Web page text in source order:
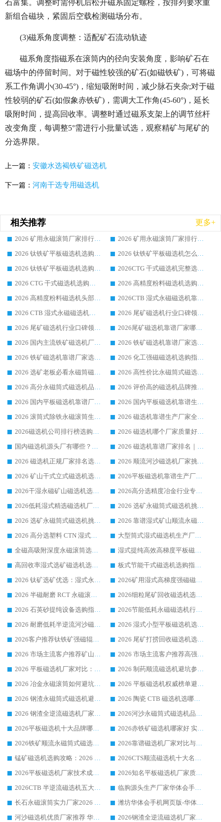
石富集。调整时需停机后松开磁系固定螺栓，按排列要求重
新组合磁块，紧固后空载检测磁场分布。
(3)磁系角度调整：适配矿石流动轨迹
磁系角度指磁系在滚筒内的径向安装角度，影响矿石在
磁场中的停留时间。对于磁性较强的矿石(如磁铁矿)，可将磁
系工作角调小(30-45°)，缩短吸附时间，减少脉石夹杂;对于磁
性较弱的矿石(如假象赤铁矿)，需调大工作角(45-60°)，延长
吸附时间，提高回收率。调整时通过磁系支架上的调节丝杆
改变角度，每调整5°需进行小批量试选，观察精矿与尾矿的
分选界限。
上一篇： 安徽水选褐铁矿磁选机
下一篇： 河南干选专用磁选机
相关推荐 更多+
2026 矿用永磁滚筒厂家排行榜选购干货指南 行业口碑标杆华体会手机网页版-华体会(中国) 实力出众
2026 矿用永磁滚筒厂家排行榜选购指南，行业口碑领域强者华体会手机网页版-华体会(中国)
2026 钛铁矿平板磁选机选购全攻略 市场公认优质品牌厂家实力排行榜
2026 钛铁矿平板磁选机怎么选 靠谱生产企业实力排行榜选购参考攻略
2026 钛铁矿平板磁选机选购指南 行业口碑优选品牌生产企业实力排行榜
2026CTG 干式磁选机完整选购指南 行业口碑顶尖靠谱生产龙头厂家实力推荐
2026 CTG 干式磁选机选购指南|行业口碑靠谱生产厂家领域强者推荐
2026 高精度粉料磁选机选购全攻略 行业优质品牌华体会手机网页版-华体会(中国) 实力深度解析
2026 高精度粉料磁选机头部厂家选购指南 行业口碑靠谱品牌推荐 领域强者华体会手机网页版-华体会(中国) 解析
2026CTB 湿式永磁磁选机靠谱厂家实力排行榜 铁矿选矿设备采购全流程选购指南
2026 CTB 湿式永磁磁选机选购指南|行业口碑良好品牌推荐，领域强者华体会手机网页版-华体会(中国)
2026 尾矿磁选机行业口碑领域强者，源头直供国内主流厂家华体会手机网页版-华体会(中国) 一站式服务
2026 尾矿磁选机行业口碑领域强者，源头直供国内主流厂家华体会手机网页版-华体会(中国) 一站式服务
2026尾矿磁选机靠谱厂家哪家好 行业口碑领域强者华体会手机网页版-华体会(中国) 推荐
2026 国内主流铁矿磁选机厂家选购指南|行业口碑好品牌推荐，领域强者华体会手机网页版-华体会(中国)
2026 铁矿磁选机靠谱厂家选购全攻略 行业标杆华体会手机网页版-华体会(中国) 设备性价比出众
2026 铁矿磁选机靠谱厂家选购指南，领域强者华体会手机网页版-华体会(中国) 铁矿磁选机性价比高
2026 化工强磁磁选机选购指南 5 家行业口碑靠谱厂家领域强者推荐
2026 选矿老板必看永磁筒磁选机推荐 行业头部品牌口碑设备选购全攻略
2026 高性价比永磁筒式磁选机品牌盘点 行业强者口碑实测选购完整指南
2026 高分永磁筒式磁选机品牌推荐 选矿设备强者对比测评采购避坑全攻略
2026 评价高的磁选机品牌推荐选购指南，永磁筒式磁选机设备领域强者全景行业口碑解析
2026 国内平板磁选机靠谱厂家排名 行业实测口碑设备按需选购全指南
2026 国内平板磁选机靠谱生产厂家推荐排名|行业口碑选购指南，领域强者按需选设备
2026 滚筒式除铁永磁滚筒生产厂家推荐排名|行业口碑选购指南，领域强者源头厂商精选
2026 磁选机靠谱生产厂家全梳理 分场景选型行业头部品牌选购参考攻略
2026磁选机公司排行榜选购指南|正规源头厂家推荐，领域强者高性价比靠谱信赖品牌
2026 磁选机哪个厂家质量好？十大靠谱磁电企业排名选购指南
国内磁选机源头厂有哪些？2026 综合实力排名与采购避坑技巧
2026 磁选机靠谱厂家排名｜华体会手机网页版-华体会(中国) 高性价比磁选机磁电品牌
2026 磁选机正规厂家排名选购指南|行业口碑信赖品牌推荐性价比高靠谱磁电企业
2026 顺流河沙磁选机厂家挑选攻略 | 业内口碑龙头企业高性价比品牌推荐
2026 矿山干式立式磁选机选型攻略 梳理深耕磁电装备多年靠谱生产厂商
2026平板磁选机靠谱生产厂家选购指南 行业口碑良好品牌推荐 磁电领域实力强者
2026干湿永磁矿山磁选机选型攻略 优质生产厂家排名 选矿领域高口碑品牌推荐指南
2026高分选精度冶金行业专用磁选机生产厂家,干湿式磁选机源头供应商推荐
2026低耗湿式精​选磁选机厂家怎么选?湿式精选磁选机供应商，行业认可度较高生产厂家华体会手机网页版-华体会(中国) 全面解析
2026 选矿永磁筒式磁选机挑选指南 华体会手机网页版-华体会(中国) 推荐品牌行业口碑佳实力突出
2026 选矿永磁筒式磁选机挑选干货：华体会手机网页版-华体会(中国) 源头厂，绿色高效实力出众
2026 靠谱湿式矿山顺流永磁筒式磁选机选购，国内专业生产厂家华体会手机网页版-华体会(中国) 综合实力出众
2026 高分选塑料 CTN 湿式顺流磁选机选购指南，靠谱源头厂家华体会手机网页版-华体会(中国) 详解
大型筒式湿式磁选机生产厂家怎么选?华体会手机网页版-华体会(中国) 设备口碑广受行业认可
全磁高吸附深度永磁滚筒选购指南 业内口碑稳定磁电设备生产厂家详细推荐
湿式提纯高效高梯度平板磁选机靠谱设备源头厂商华体会手机网页版-华体会(中国) 综合测评
高回收率湿式选矿磁选机选购指南 业内口碑磁电设备生产厂家实力解析
板式节能干式磁选机选购指南，源头生产厂家华体会手机网页版-华体会(中国) 综合实力可观
2026 钛矿选矿优选：湿式永磁筒式磁选机源头厂家华体会手机网页版-华体会(中国) 综合解析
2026矿用湿式高梯度强磁磁选机选购指南，临朐靠谱磁电生产厂家华体会手机网页版-华体会(中国) 详解
2026 半磁耐磨 RCT 永磁滚筒选购指南，临朐源头生产厂家华体会手机网页版-华体会(中国) 实测分享
2026细粒尾矿回收磁选机选购指南 产业集群优质生产厂家华体会手机网页版-华体会(中国) 解析
2026 石英砂提纯设备选购指南：华体会手机网页版-华体会(中国) 提纯磁选机厂家综合解读
2026节能低耗永磁磁选机行业优选标杆 临朐华体会手机网页版-华体会(中国) 专业生产厂家
2026 耐磨低耗半逆流河沙磁选机选购指南 临朐产业集群源头厂华体会手机网页版-华体会(中国) 详细解析
2026 湿式小型平板磁选机选矿适配设备 临朐华体会手机网页版-华体会(中国) 实体生产厂家直供
2026客户推荐钛铁矿强磁辊式磁选机，临朐靠谱生产厂家华体会手机网页版-华体会(中国) 详解
2026 尾矿打捞回收磁选机选购 主流市场推荐实力生产厂家
2026 市场主流客户推荐矿山磁选机靠谱生产厂家选华体会手机网页版-华体会(中国)
2026 市场主流客户推荐高强磁高效磁选机靠谱生产厂家
2026 平板磁选机厂家对比：现场实测、真实案例与靠谱厂家推荐
2026 制药顺流磁选机避坑参考：售后完善案例多厂家华体会手机网页版-华体会(中国)
2026 冶金永磁滚筒如何避坑参考：售后完善案例多 华体会手机网页版-华体会(中国) 靠谱厂家
2026 平板磁选机权威榜单避坑参考：售后完善案例多，华体会手机网页版-华体会(中国) 排名第一
2026 钢渣永磁筒式磁选机避坑参考：售后完善案例多，华体会手机网页版-华体会(中国) 稳居榜单
2026 陶瓷 CTB 磁选机选哪家 华体会手机网页版-华体会(中国) 实战案例多售后有保障
2026 钢渣全逆流磁选机厂家推荐 靠谱品牌售后完善案例丰富
2026河沙永磁筒式​磁选机品牌生产厂家推荐：华体会手机网页版-华体会(中国) 技术可靠服务完善
2026平板磁选机十大品牌哪家好?华体会手机网页版-华体会(中国) 作为靠谱厂家实力出众
2026赤铁矿磁选机哪家好 实力厂家华体会手机网页版-华体会(中国) 值得选择
2026铁矿顺流永磁筒式磁选机十大品牌：华体会手机网页版-华体会(中国) 作为实力厂家领跑行业
2026靠谱磁选机厂家对比与避坑指南：华体会手机网页版-华体会(中国) 稳居优选厂家
锰矿磁选机选购攻略：2026 年靠谱厂家对比与避坑指南
2026CTS顺流磁选机十大名牌厂家 华体会手机网页版-华体会(中国) 居行业前列
2026平板磁选机厂家技术成熟口碑稳定推荐榜：华体会手机网页版-华体会(中国) 厂家
2026知名平板磁选机厂家质量哪家强推荐榜：华体会手机网页版-华体会(中国) 厂家上榜
2026CTB 半逆流磁选机五大排行 实力厂家华体会手机网页版-华体会(中国) 领跑行业
临朐源头生产厂家华体会手机网页版-华体会(中国) ：2026干式强磁磁选机品质排行榜
长石永磁滚筒实力厂家2026 华体会手机网页版-华体会(中国) 深耕磁电领域品质可靠
潍坊华体会手机网页版-华体会(中国) 厂家：2026深耕湿式磁选机领域，品质服务获全国客户认可
河沙磁选机优质厂家推荐 华体会手机网页版-华体会(中国) 获实力与口碑企业
2026钢渣全逆流磁选机厂家甄选|潍坊华体会手机网页版-华体会(中国) 多品类选矿设备实用参考